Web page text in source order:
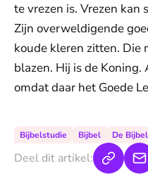
te vrezen is. Vrezen kan
Zijn overweldigende
koude kleren zitten. Die
blazen. Hij is de
omdat daar het Goede
Bijbelstudie Bijbel De
Deel dit artikel: